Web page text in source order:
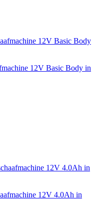
12V Basic Body in
12V 4.0Ah in